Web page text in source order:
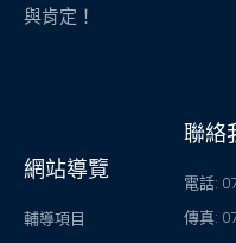
與肯定！
網站導覽
輔導項目
聯絡
電話:
傳真: